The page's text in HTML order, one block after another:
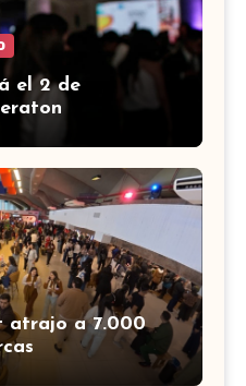
el 2 de
atrajo a 7.000